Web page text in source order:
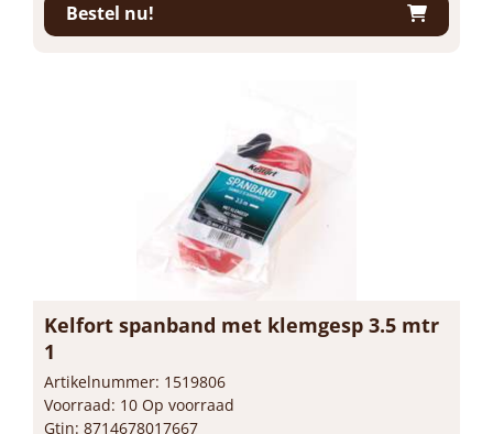
Bestel nu!
Kelfort spanband met klemgesp 3.5 mtr
1
Artikelnummer: 1519806
Voorraad: 10 Op voorraad
Gtin: 8714678017667